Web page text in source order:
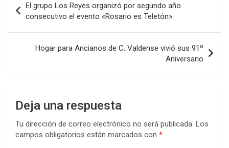
o
o
k
A
p
p
n
ar
tir
de
entradas
El grupo Los Reyes organizó por segundo año
consecutivo el evento «Rosario es Teletón»
Hogar para Ancianos de C. Valdense vivió sus 91º
Aniversario
Deja una respuesta
Tu dirección de correo electrónico no será publicada. Los
campos obligatorios están marcados con *